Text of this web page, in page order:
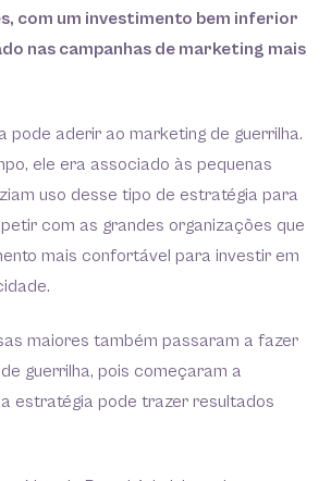
com um investimento bem inferior
nas campanhas de marketing mais
pode aderir ao marketing de guerrilha.
ele era associado às pequenas
uso desse tipo de estratégia para
com as grandes organizações que
mais confortável para investir em
maiores também passaram a fazer
guerrilha, pois começaram a
estratégia pode trazer resultados